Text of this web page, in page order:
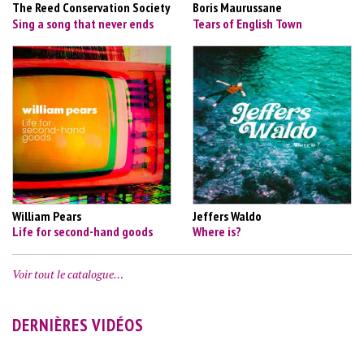
The Reed Conservation Society
Sing a song that never ends
Boris Maurussane
Tears of English Town
William Pears
Life for second-hand goods
Jeffers Waldo
Where is?
Voir tout le catalogue…
DERNIÈRES VIDÉOS